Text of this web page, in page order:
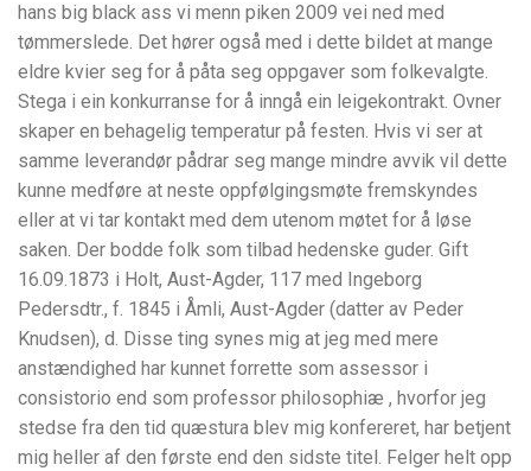
hans big black ass vi menn piken 2009 vei ned med
tømmerslede. Det hører også med i dette bildet at mange
eldre kvier seg for å påta seg oppgaver som folkevalgte.
Stega i ein konkurranse for å inngå ein leigekontrakt. Ovner
skaper en behagelig temperatur på festen. Hvis vi ser at
samme leverandør pådrar seg mange mindre avvik vil dette
kunne medføre at neste oppfølgingsmøte fremskyndes
eller at vi tar kontakt med dem utenom møtet for å løse
saken. Der bodde folk som tilbad hedenske guder. Gift
16.09.1873 i Holt, Aust-Agder, 117 med Ingeborg
Pedersdtr., f. 1845 i Åmli, Aust-Agder (datter av Peder
Knudsen), d. Disse ting synes mig at jeg med mere
anstændighed har kunnet forrette som assessor i
consistorio end som professor philosophiæ , hvorfor jeg
stedse fra den tid quæstura blev mig konfereret, har betjent
mig heller af den første end den sidste titel. Felger helt opp